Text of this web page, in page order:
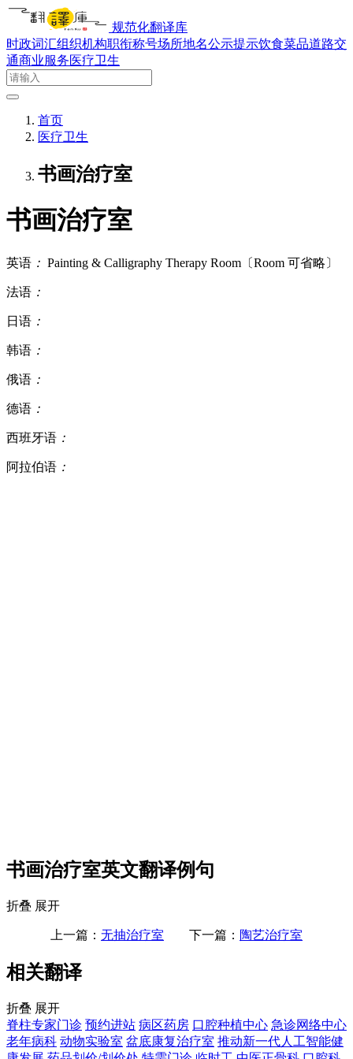
规范化翻译库
时政词汇组织机构职衔称号场所地名公示提示饮食菜品道路交
通商业服务医疗卫生
首页
医疗卫生
书画治疗室
书画治疗室
英语 ： Painting & Calligraphy Therapy Room〔Room 可省略〕
法语 ：
日语 ：
韩语 ：
俄语 ：
德语 ：
西班牙语 ：
阿拉伯语 ：
书画治疗室英文翻译例句
折叠 展开
上一篇： 无抽治疗室 下一篇： 陶艺治疗室
相关翻译
折叠 展开
脊柱专家门诊 预约进站 病区药房 口腔种植中心 急诊网络中心
老年病科 动物实验室 盆底康复治疗室 推动新一代人工智能健